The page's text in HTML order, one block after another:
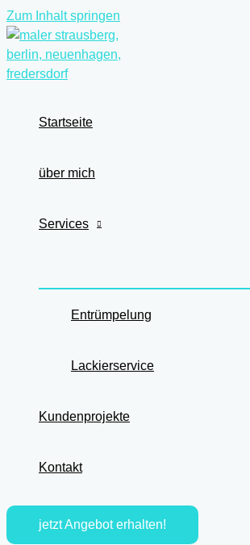
Zum Inhalt springen
Startseite
über mich
Services
Entrümpelung
Lackierservice
Kundenprojekte
Kontakt
jetzt Angebot erhalten!